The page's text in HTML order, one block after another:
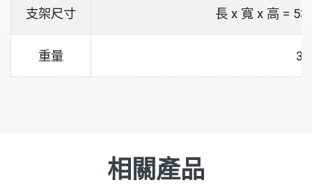
支架尺寸 長 x 寬 x 高 =
重量
相關產品